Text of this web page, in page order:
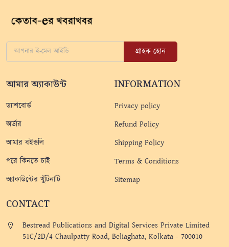
গ্রাহক হোন
আমার অ্যাকাউন্ট
ড্যাশবোর্ড
অর্ডার
আমার বইগুলি
পরে কিনতে চাই
অ্যাকাউন্টের খুঁটিনাটি
INFORMATION
Privacy policy
Refund Policy
Shipping Policy
Terms & Conditions
Sitemap
CONTACT
Bestread Publications and Digital Services Private Limited
51C/2D/4 Chaulpatty Road, Beliaghata, Kolkata - 700010